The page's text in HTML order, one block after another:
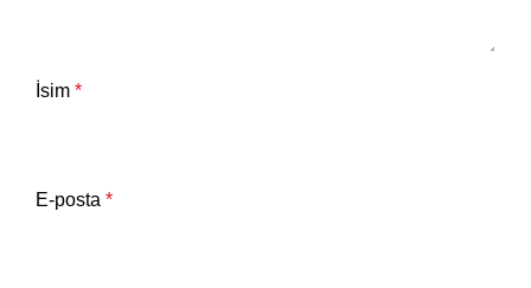
İsim *
E-posta *